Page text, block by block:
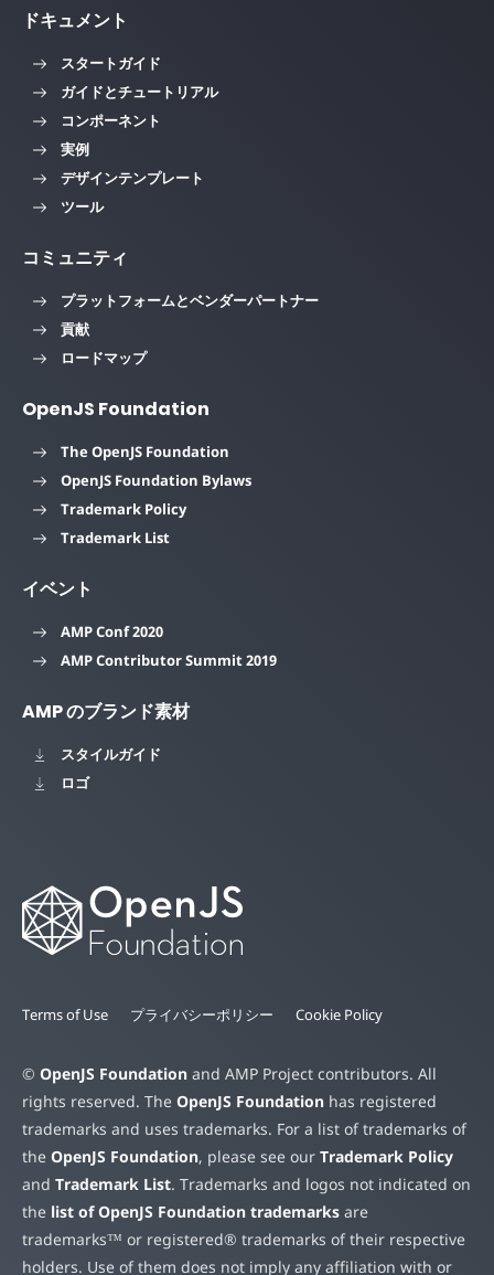
ドキュメント
スタートガイド
ガイドとチュートリアル
コンポーネント
実例
デザインテンプレート
ツール
コミュニティ
プラットフォームとベンダーパートナー
貢献
ロードマップ
OpenJS Foundation
The OpenJS Foundation
OpenJS Foundation Bylaws
Trademark Policy
Trademark List
イベント
AMP Conf 2020
AMP Contributor Summit 2019
AMP のブランド素材
スタイルガイド
ロゴ
Terms of Use プライバシーポリシー Cookie Policy
© OpenJS Foundation and AMP Project contributors. All
rights reserved. The OpenJS Foundation has registered
trademarks and uses trademarks. For a list of trademarks of
the OpenJS Foundation, please see our Trademark Policy
and Trademark List. Trademarks and logos not indicated on
the list of OpenJS Foundation trademarks are
trademarks™ or registered® trademarks of their respective
holders. Use of them does not imply any affiliation with or